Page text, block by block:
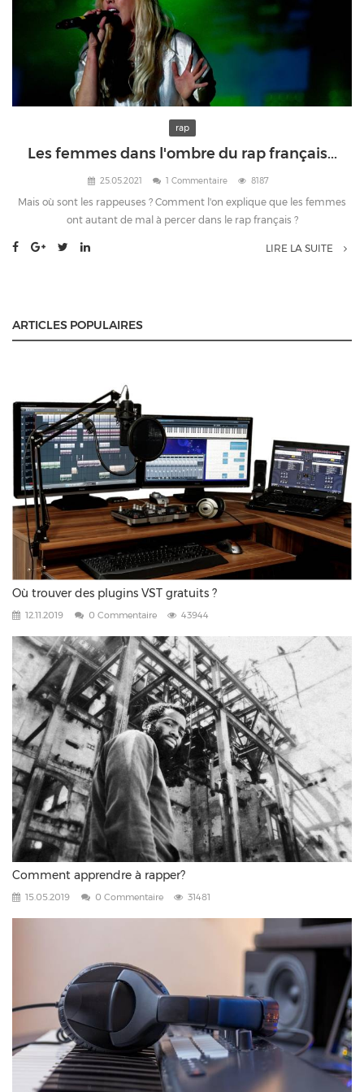
rap
Les femmes dans l'ombre du rap français...
25.05.2021 1 Commentaire 8187
Mais où sont les rappeuses ? Comment l'on explique que les femmes
ont autant de mal à percer dans le rap français ?
LIRE LA SUITE
ARTICLES POPULAIRES
Où trouver des plugins VST gratuits ?
12.11.2019 0 Commentaire 43944
Comment apprendre à rapper?
15.05.2019 0 Commentaire 31481